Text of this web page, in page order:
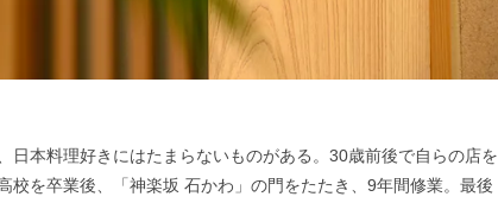
日本料理好きにはたまらないものがある。30歳前後で自らの店を
校を卒業後、「神楽坂 石かわ」の門をたたき、9年間修業。最後